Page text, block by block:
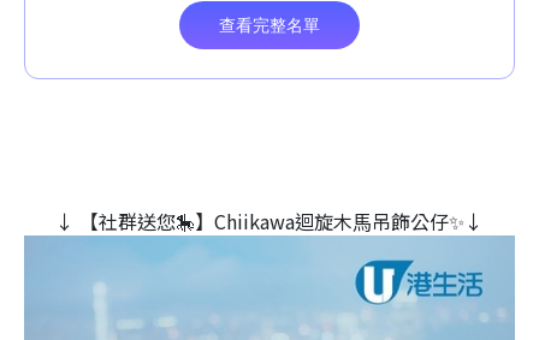
↓ 【社群送您🎠】Chiikawa迴旋木⾺吊飾公仔✨↓